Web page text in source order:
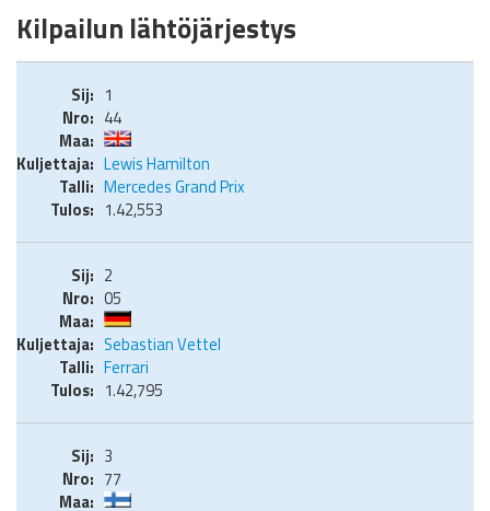
Kilpailun lähtöjärjestys
1
44
Lewis Hamilton
Mercedes Grand Prix
1.42,553
2
05
Sebastian Vettel
Ferrari
1.42,795
3
77